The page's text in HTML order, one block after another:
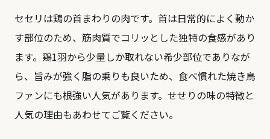
セセリは鶏の首まわりの肉です。首は日常的によく動か
す部位のため、筋肉質でコリッとした独特の食感があり
ます。鶏1羽から少量しか取れない希少部位でありなが
ら、旨みが強く脂の乗りも良いため、食べ慣れた焼き鳥
ファンにも根強い人気があります。 せせりの味の特徴と
人気の理由もあわせてご覧ください。